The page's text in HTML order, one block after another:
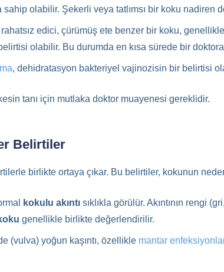
olabilir. Şekerli veya tatlımsı bir koku nadiren
edici, çürümüş ete benzer bir koku,
olabilir. Bu durumda en kısa sürede bir doktora
, dehidratasyon bakteriyel vajinozisin bir belirtisi
tanı için mutlaka doktor muayenesi gereklidir.
Belirtiler
birlikte ortaya çıkar. Bu belirtiler, kokunun
kokulu akıntı sıklıkla görülür. Akıntının rengi
genellikle birlikte değerlendirilir.
(vulva) yoğun kaşıntı, özellikle mantar